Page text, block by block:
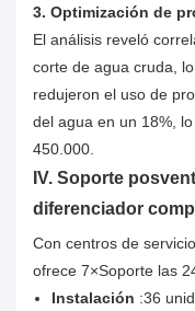
3. Optimización de
El análisis reveló
corte de agua cruda,
redujeron el uso de
del agua en un 18%,
450.000.
IV. Soporte
diferenciador
Con centros de
ofrece 7×Soporte las
Instalación :36